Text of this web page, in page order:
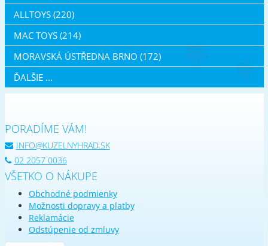
ALLTOYS (220)
MAC TOYS (214)
MORAVSKÁ ÚSTŘEDNA BRNO (172)
ĎALŠIE ...
PORADÍME VÁM!
INFO@KUZELNYHRAD.SK
02 2057 0036
VŠETKO O NÁKUPE
Obchodné podmienky
Možnosti dopravy a platby
Reklamácie
Odstúpenie od zmluvy